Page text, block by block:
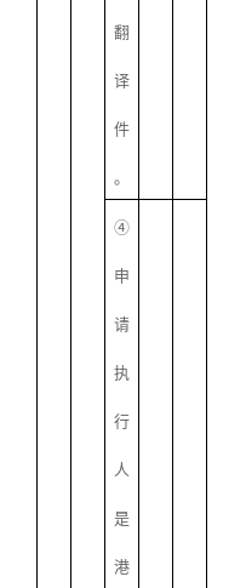
翻
译
件
。
④
申
请
执
行
人
是
港